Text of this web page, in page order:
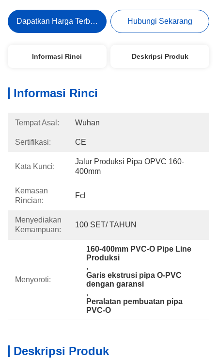
Dapatkan Harga Terbaik Hubungi Sekarang
Informasi Rinci Deskripsi Produk
Informasi Rinci
Tempat Asal: Wuhan
Sertifikasi: CE
Kata Kunci:
Jalur Produksi Pipa OPVC 160-
400mm
Kemasan
Rincian:
Fcl
Menyediakan
Kemampuan:
100 SET/ TAHUN
Menyoroti:
160-400mm PVC-O Pipe Line
Produksi
,
Garis ekstrusi pipa O-PVC
dengan garansi
,
Peralatan pembuatan pipa
PVC-O
Deskripsi Produk